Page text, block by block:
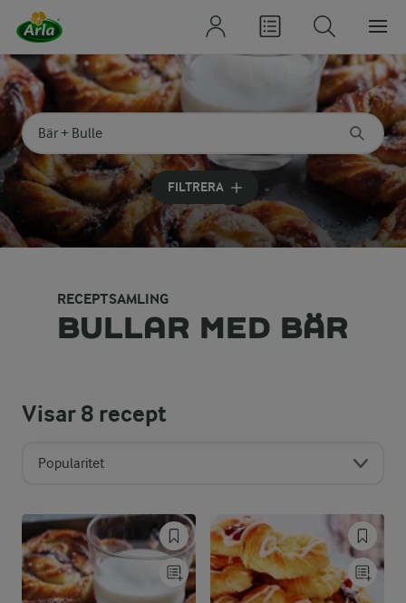
Sök på kategori eller ingrediens
Skriv in sökord för att få förslag
FILTRERA
RECEPTSAMLING
BULLAR MED BÄR
Visar8 recept
Popularitet